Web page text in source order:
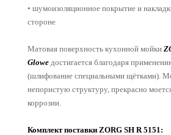
• шумоизоляционное покрытие и
стороне
Матовая поверхность кухонной мойки
Glowe достигается благодаря
(шлифование специальными щётками).
непористую структуру, прекрасно
коррозии.
Комплект поставки ZORG SH R 5151: